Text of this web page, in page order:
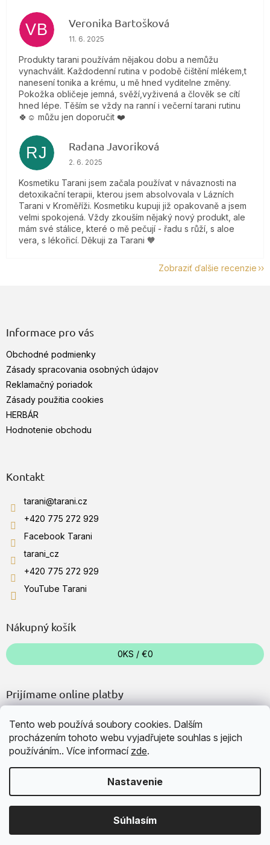
Tento web používá soubory cookies. Dalším
procházením tohoto webu vyjadřujete souhlas s jejich
používáním.. Více informací zde.
Nastavenie
Súhlasím
VB Veronika Bartošková
Hodnotenie obchodu je 5 z 5 hviezdičiek.
11. 6. 2025
Produkty tarani používám nějakou dobu a nemůžu
vynachválit. Každodenní rutina v podobě čištění mlékem,t
nanesení tonika a krému, u mě hned vyditelne změny.
Pokožka obličeje jemná, svěží,vyživená a člověk se cítí
hned lépe. Těším se vždy na ranní i večerní tarani rutinu
🍀☺️ můžu jen doporučit ❤️
RJ Radana Javoriková
Hodnotenie obchodu je 5 z 5 hviezdičiek.
2. 6. 2025
Kosmetiku Tarani jsem začala používat v návaznosti na
detoxikační terapii, kterou jsem absolvovala v Lázních
Tarani v Kroměříži. Kosmetiku kupuji již opakovaně a jsem
velmi spokojená. Vždy zkouším nějaký nový produkt, ale
mám své stálice, které o mě pečují - řadu s růží, s aloe
vera, s lékořicí. Děkuji za Tarani 🧡
Zobraziť ďalšie recenzie
Informace pro vás
Obchodné podmienky
Zásady spracovania osobných údajov
Reklamačný poriadok
Zásady použitia cookies
HERBÁR
Hodnotenie obchodu
Kontakt
tarani@tarani.cz
+420 775 272 929
Facebook Tarani
tarani_cz
+420 775 272 929
YouTube Tarani
Nákupný košík
0KS / €0
Prijímame online platby
Vytvoril Shoptet
TARANI. Všetky práva vyhradené.
nastavenie cookies